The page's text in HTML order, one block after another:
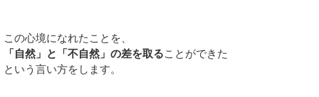
この心境になれたことを、
「自然」と「不自然」の差を取ることができた
という言い方をします。